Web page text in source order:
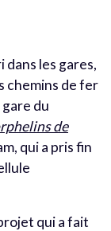
dans les gares,
chemins de fer
du
de
qui a pris fin
qui a fait